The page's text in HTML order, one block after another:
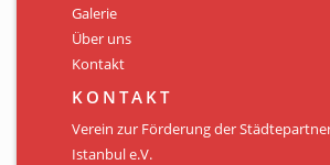
Galerie
Über uns
Kontakt
KONTAKT
Verein zur Förderung der
Istanbul e.V.